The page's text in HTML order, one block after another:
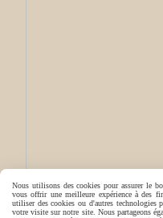
Nous utilisons des cookies pour assurer le
vous offrir une meilleure expérience à des
utiliser des cookies ou d'autres technologies
votre visite sur notre site. Nous partageons